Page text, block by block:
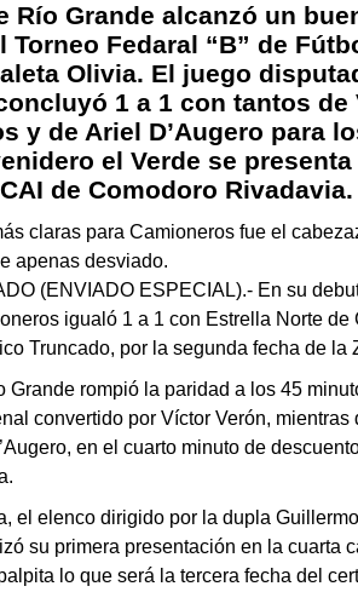
Río Grande alcanzó un
Torneo Fedaral “B” de
Olivia. El juego
1 a 1 con tantos de
y de Ariel D’Augero para
el Verde se presenta
de Comodoro Rivadavia.
(ENVIADO ESPECIAL).- En su
igualó 1 a 1 con Estrella Norte
Truncado, por la segunda fecha de la
Grande rompió la paridad a los 45
convertido por Víctor Verón,
en el cuarto minuto de
el elenco dirigido por la dupla
su primera presentación en la cuarta
lo que será la tercera fecha del